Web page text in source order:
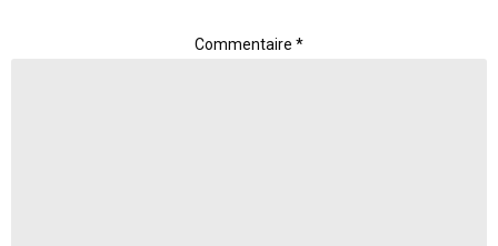
Commentaire *